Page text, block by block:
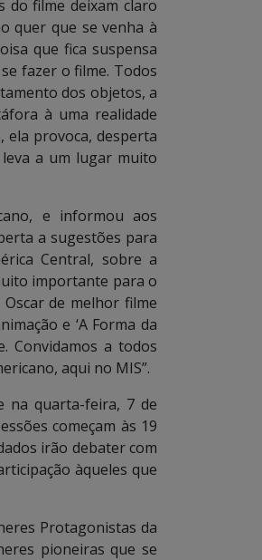
do filme deixam claro
quer que se venha à
que fica suspensa
fazer o filme. Todos
dos objetos, a
à uma realidade
ela provoca, desperta
a um lugar muito
e informou aos
a sugestões para
Central, sobre a
importante para o
de melhor filme
e ‘A Forma da
Convidamos a todos
aqui no MIS”.
na quarta-feira, 7 de
começam às 19
irão debater com
àqueles que
Protagonistas da
pioneiras que se